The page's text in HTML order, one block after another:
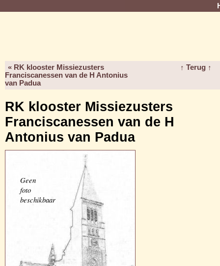
« RK klooster Missiezusters
Franciscanessen van de H Antonius
van Padua
↑ Terug ↑
RK klooster Missiezusters
Franciscanessen van de H
Antonius van Padua
Geen
foto
beschikbaar